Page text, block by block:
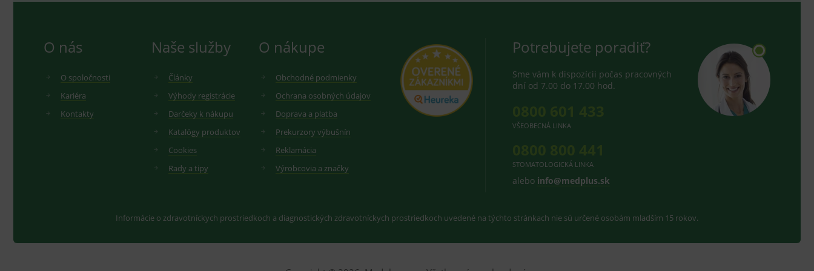
O nás
O spoločnosti
Kariéra
Kontakty
Naše služby
Články
Výhody registrácie
Darčeky k nákupu
Katalógy produktov
Cookies
Rady a tipy
O nákupe
Obchodné podmienky
Ochrana osobných údajov
Doprava a platba
Prekurzory výbušnín
Reklamácia
Výrobcovia a značky
Potrebujete poradiť?
Sme vám k dispozícii počas pracovných
dní od 7.00 do 17.00 hod.
VŠEOBECNÁ LINKA
STOMATOLOGICKÁ LINKA
alebo info@medplus.sk
Informácie o zdravotníckych prostriedkoch a diagnostických zdravotníckych prostriedkoch uvedené na týchto stránkach nie sú určené osobám mladším 15 rokov.